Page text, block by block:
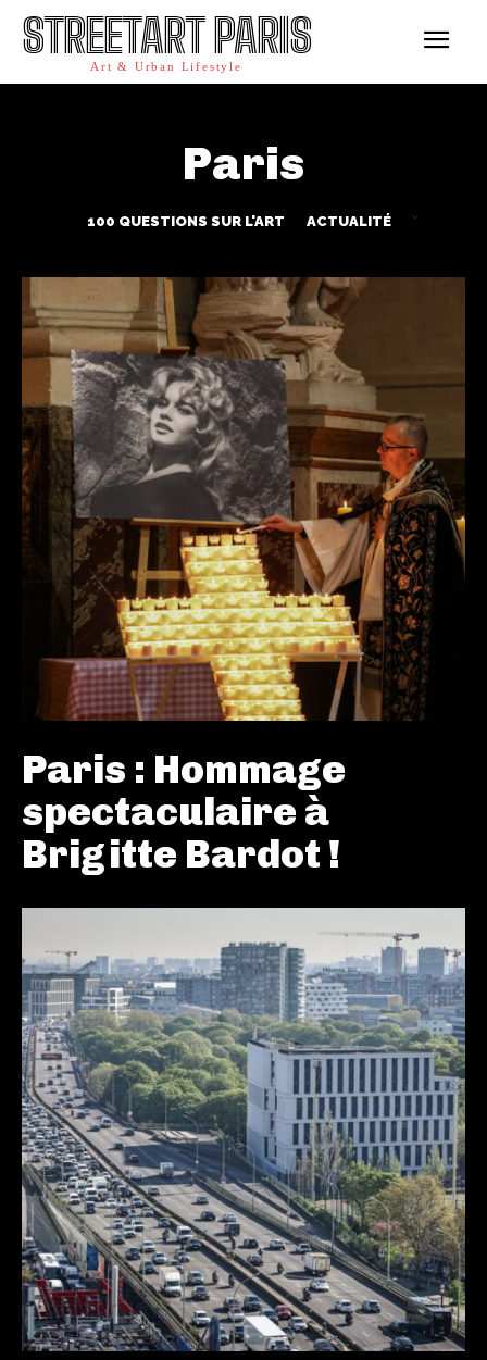
STREETART PARIS
Art & Urban Lifestyle
Paris
100 QUESTIONS SUR L'ART ACTUALITÉ
Paris : Hommage
spectaculaire à
Brigitte Bardot !